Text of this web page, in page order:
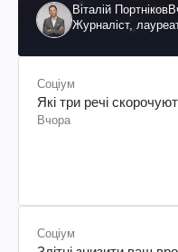
Віталій Портніков
Журналіст,
Соціум
Які три речі
Вчора
Соціум